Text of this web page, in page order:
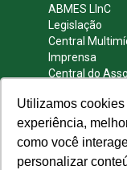
Utilizamos
experiência,
como você
personalizar
ABMES LInC
Legislação
Central
Imprensa
Central do